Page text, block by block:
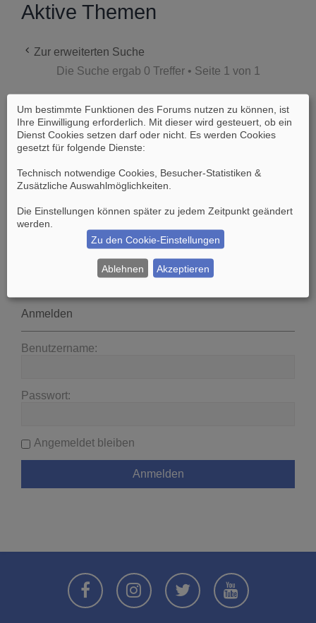
Aktive Themen
Zur erweiterten Suche
Die Suche ergab 0 Treffer • Seite 1 von 1
Es wurden keine passenden Ergebnisse
gefunden.
Gehe zu
Suche
Anmelden
Benutzername:
Passwort:
Angemeldet bleiben
Um bestimmte Funktionen des Forums nutzen zu können, ist
Ihre Einwilligung erforderlich. Mit dieser wird gesteuert, ob ein
Dienst Cookies setzen darf oder nicht. Es werden Cookies
gesetzt für folgende Dienste:
Technisch notwendige Cookies, Besucher-Statistiken &
Zusätzliche Auswahlmöglichkeiten
Die Einstellungen können später zu jedem Zeitpunkt geändert
werden.
Zu den Cookie-Einstellungen
Ablehnen Akzeptieren